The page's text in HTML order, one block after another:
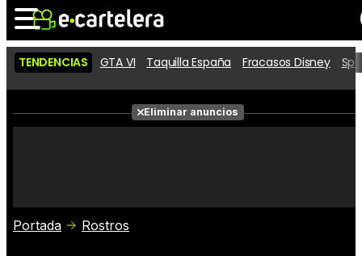
Noticias Cartelera
Películas
Críticas
TENDENCIAS GTA VI Taquilla España Fracasos Disney
Eliminar anuncios
Portada Rostros